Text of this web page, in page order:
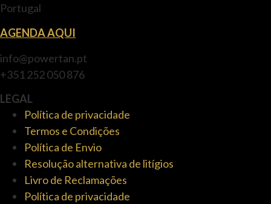
Portugal
AGENDA AQUI
info@powertan.pt
+351 252 050 876
LEGAL
Política de privacidade
Termos e Condições
Política de Envio
Resolução alternativa de litígios
Livro de Reclamações
Política de privacidade